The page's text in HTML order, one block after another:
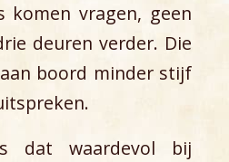
komen vragen, geen
deuren verder. Die
boord minder stijf
dat waardevol bij